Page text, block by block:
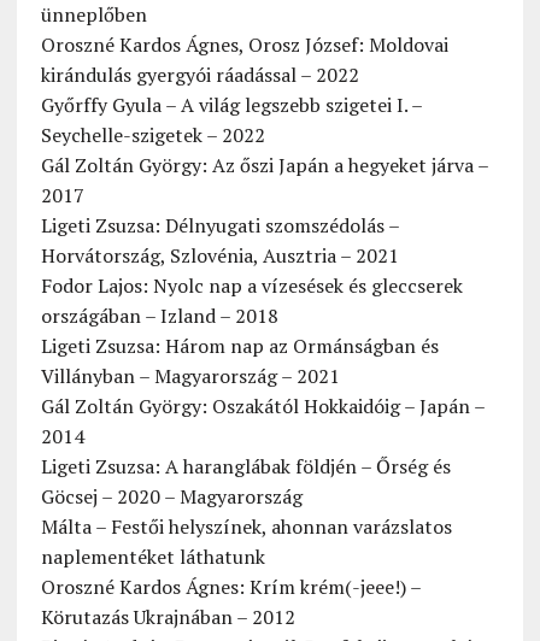
ünneplőben
Oroszné Kardos Ágnes, Orosz József: Moldovai
kirándulás gyergyói ráadással – 2022
Győrffy Gyula – A világ legszebb szigetei I. –
Seychelle-szigetek – 2022
Gál Zoltán György: Az őszi Japán a hegyeket járva –
2017
Ligeti Zsuzsa: Délnyugati szomszédolás –
Horvátország, Szlovénia, Ausztria – 2021
Fodor Lajos: Nyolc nap a vízesések és gleccserek
országában – Izland – 2018
Ligeti Zsuzsa: Három nap az Ormánságban és
Villányban – Magyarország – 2021
Gál Zoltán György: Oszakától Hokkaidóig – Japán –
2014
Ligeti Zsuzsa: A haranglábak földjén – Őrség és
Göcsej – 2020 – Magyarország
Málta – Festői helyszínek, ahonnan varázslatos
naplementéket láthatunk
Oroszné Kardos Ágnes: Krím krém(-jeee!) –
Körutazás Ukrajnában – 2012